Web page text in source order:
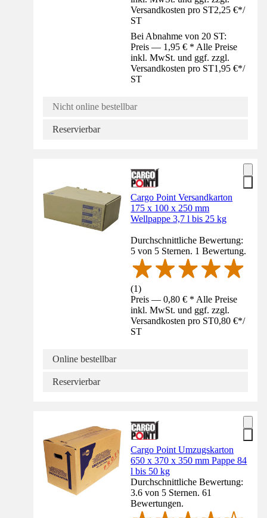
Versandkosten pro ST2,25 €*/
ST
Bei Abnahme von 20 ST:
Preis — 1,95 € * Alle Preise
inkl. MwSt. und ggf. zzgl.
Versandkosten pro ST1,95 €*/
ST
Nicht online bestellbar
Reservierbar
Cargo Point Versandkarton
175 x 100 x 250 mm
Wellpappe 3,7 l bis 25 kg
Durchschnittliche Bewertung:
5 von 5 Sternen. 1 Bewertung.
(1)
Preis — 0,80 € * Alle Preise
inkl. MwSt. und ggf. zzgl.
Versandkosten pro ST0,80 €*/
ST
Online bestellbar
Reservierbar
Cargo Point Umzugskarton
650 x 370 x 350 mm Pappe 84
l bis 50 kg
Durchschnittliche Bewertung:
3.6 von 5 Sternen. 61
Bewertungen.